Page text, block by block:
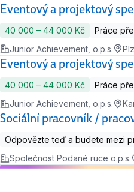
Eventový a projektový
40 000 ‍–‍ 44 000 Kč
Práce
Junior Achievement, o.p.s.
Eventový a projektový
40 000 ‍–‍ 44 000 Kč
Práce
Junior Achievement, o.p.s.
Sociální pracovník /
Odpovězte teď a budete mezi
Společnost Podané ruce o.p.s.